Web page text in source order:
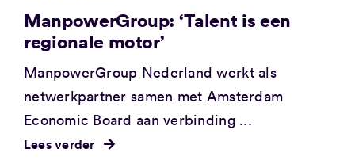
ManpowerGroup: ‘Talent is een
regionale motor’
ManpowerGroup Nederland werkt als
netwerkpartner samen met Amsterdam
Economic Board aan verbinding ...
Lees verder